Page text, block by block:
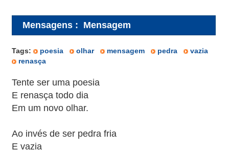
Mensagens : Mensagem
Tags: poesia olhar mensagem pedra
vazia
renasça
Tente ser uma poesia
E renasça todo dia
Em um novo olhar.
Ao invés de ser pedra fria
E vazia